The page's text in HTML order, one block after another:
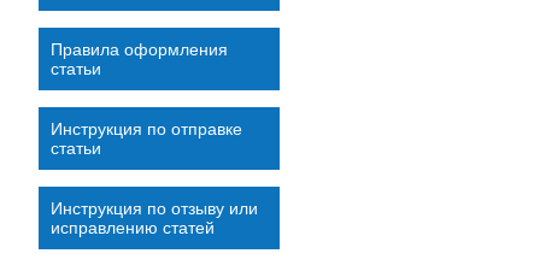
Правила оформления
статьи
Инструкция по отправке
статьи
Инструкция по отзыву или
исправлению статей